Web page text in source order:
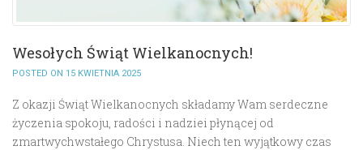
Wesołych Świąt Wielkanocnych!
POSTED ON 15 KWIETNIA 2025
Z okazji Świąt Wielkanocnych składamy Wam serdeczne
życzenia spokoju, radości i nadziei płynącej od
zmartwychwstałego Chrystusa. Niech ten wyjątkowy czas